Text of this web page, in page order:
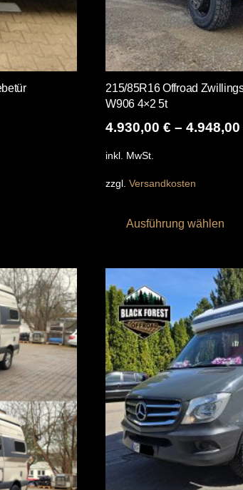
215/85R16 Offroad
W906 4×2 5t
4.930,00€ –
inkl. MwSt.
zzgl.Versandkosten
Ausführung wählen